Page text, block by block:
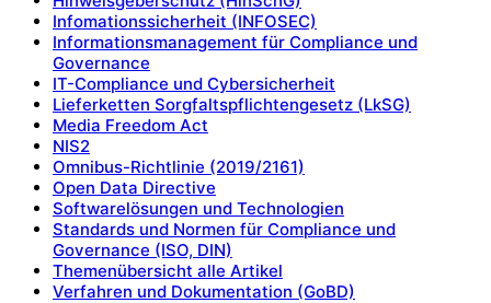
Infomationssicherheit (INFOSEC)
Informationsmanagement für Compliance und
Governance
IT-Compliance und Cybersicherheit
Lieferketten Sorgfaltspflichtengesetz (LkSG)
Media Freedom Act
NIS2
Omnibus-Richtlinie (2019/2161)
Open Data Directive
Softwarelösungen und Technologien
Standards und Normen für Compliance und
Governance (ISO, DIN)
Themenübersicht alle Artikel
Verfahren und Dokumentation (GoBD)